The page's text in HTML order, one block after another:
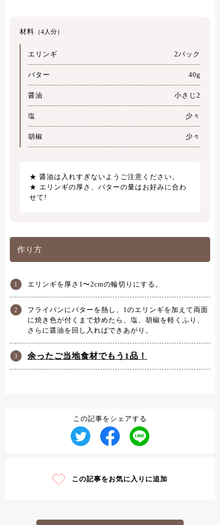
材料 （4人分）
エリンギ 2パック
バター 40g
醤油 小さじ2
塩 少々
胡椒 少々
醤油は入れすぎないようご注意ください。
エリンギの厚さ、バターの量はお好みに合わ
せて!
作り方
エリンギを厚さ1〜2cmの輪切りにする。
フライパンにバターを熱し、1のエリンギを加えて両面
に焼き色が付くまで炒めたら、塩、胡椒を軽くふり、
さらに醤油を回し入ればできあがり。
余ったご当地食材でもう1品！
この記事をシェアする
この記事をお気に入りに追加